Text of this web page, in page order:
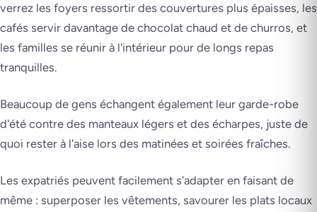
verrez les foyers ressortir des couvertures plus épaisses, les
cafés servir davantage de chocolat chaud et de churros, et
les familles se réunir à l'intérieur pour de longs repas
tranquilles.
Beaucoup de gens échangent également leur garde-robe
d'été contre des manteaux légers et des écharpes, juste de
quoi rester à l'aise lors des matinées et soirées fraîches.
Les expatriés peuvent facilement s'adapter en faisant de
même : superposer les vêtements, savourer les plats locaux